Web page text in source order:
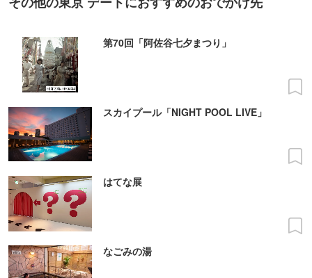
第70回「阿佐谷七夕まつり」
スカイプール「NIGHT POOL LIVE」
はてな展
なごみの湯